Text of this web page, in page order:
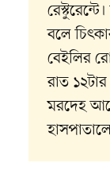
বলে
বেইলির
রাত
মরদেহ